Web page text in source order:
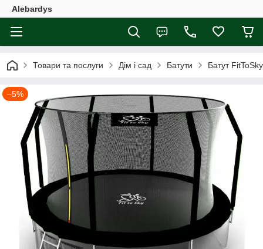
Alebardys
Товари та послуги Дім і сад Батути Батут
–5%